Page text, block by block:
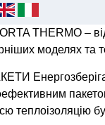
THERMO –
моделях та
теплоізоляцію